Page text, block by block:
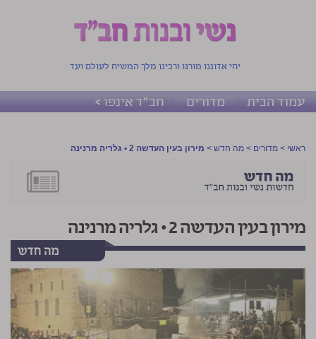
יחי אדוננו מורנו ורבינו מלך המשיח לעולם ועד
עמוד הבית מדורים חב"ד אינפו >
ראשי > מדורים > מה חדש > מירון בעין העדשה 2 • גלריה מרנינה
מירון בעין העדשה 2 • גלריה מרנינה